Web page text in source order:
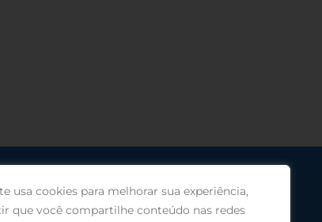
usa cookies para melhorar sua experiência,
que você compartilhe conteúdo nas redes